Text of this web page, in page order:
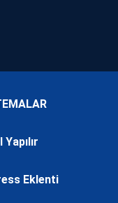
Yapılır
Eklenti